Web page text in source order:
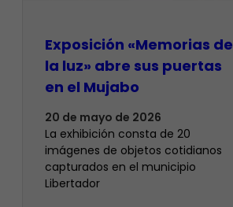
Exposición «Memorias de
la luz» abre sus puertas
en el Mujabo
20 de mayo de 2026
La exhibición consta de 20
imágenes de objetos cotidianos
capturados en el municipio
Libertador